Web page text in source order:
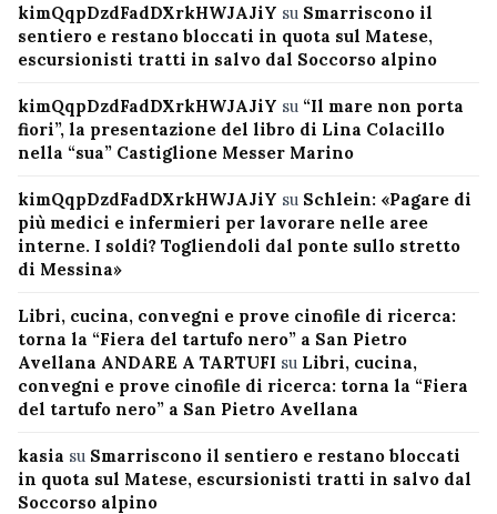
kimQqpDzdFadDXrkHWJAJiY su Smarriscono il
sentiero e restano bloccati in quota sul Matese,
escursionisti tratti in salvo dal Soccorso alpino
kimQqpDzdFadDXrkHWJAJiY su “Il mare non porta
fiori”, la presentazione del libro di Lina Colacillo
nella “sua” Castiglione Messer Marino
kimQqpDzdFadDXrkHWJAJiY su Schlein: «Pagare di
più medici e infermieri per lavorare nelle aree
interne. I soldi? Togliendoli dal ponte sullo stretto
di Messina»
Libri, cucina, convegni e prove cinofile di ricerca:
torna la “Fiera del tartufo nero” a San Pietro
Avellana ANDARE A TARTUFI su Libri, cucina,
convegni e prove cinofile di ricerca: torna la “Fiera
del tartufo nero” a San Pietro Avellana
kasia su Smarriscono il sentiero e restano bloccati
in quota sul Matese, escursionisti tratti in salvo dal
Soccorso alpino